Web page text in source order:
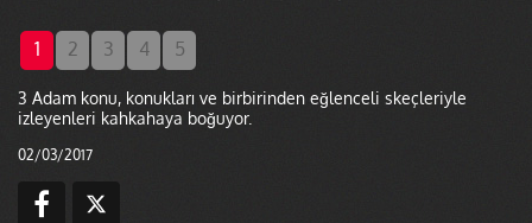
1 2 3 4 5
3 Adam konu, konukları ve birbirinden eğlenceli skeçleriyle
izleyenleri kahkahaya boğuyor.
02/03/2017